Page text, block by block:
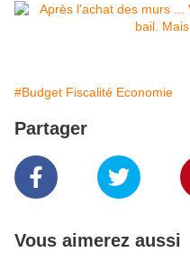
#Budget Fiscalité Economie
Partager
Vous aimerez aussi